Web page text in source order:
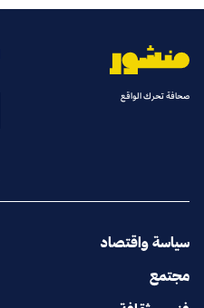
صحافة تحرك الواقع
سياسة واقتصاد
مجتمع